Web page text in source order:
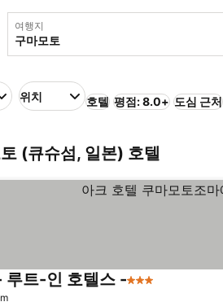
여행지
위치 호텔 평점: 8.0+ 도심 근처
(큐슈섬, 일본) 호텔
루트-인 호텔스 -3 성급